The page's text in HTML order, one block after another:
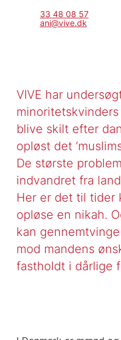
33 48 08 57
ani@vive.dk
VIVE har
blive skilt efter
opløst det
De største
indvandret fra
Her er det til tider
opløse en nikah.
kan
mod mandens
fastholdt i dårlige